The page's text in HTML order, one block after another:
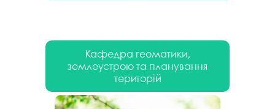
Кафедра геоматики,
землеустрою та планування
територій